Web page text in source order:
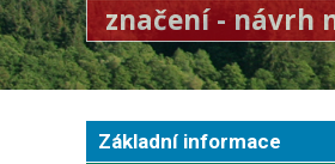
značení - návrh
Základní informace